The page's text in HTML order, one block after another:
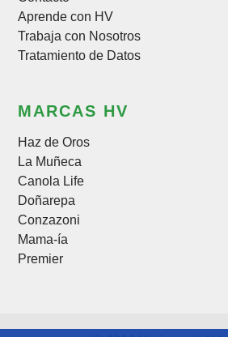
Aprende con HV
Trabaja con Nosotros
Tratamiento de Datos
MARCAS HV
Haz de Oros
La Muñeca
Canola Life
Doñarepa
Conzazoni
Mama-ía
Premier